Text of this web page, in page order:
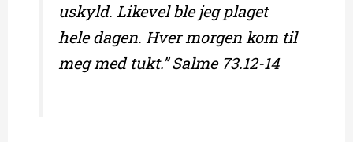
uskyld. Likevel ble jeg plaget
hele dagen. Hver morgen kom til
meg med tukt.” Salme 73.12-14